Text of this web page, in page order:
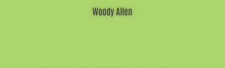
Woody Allen